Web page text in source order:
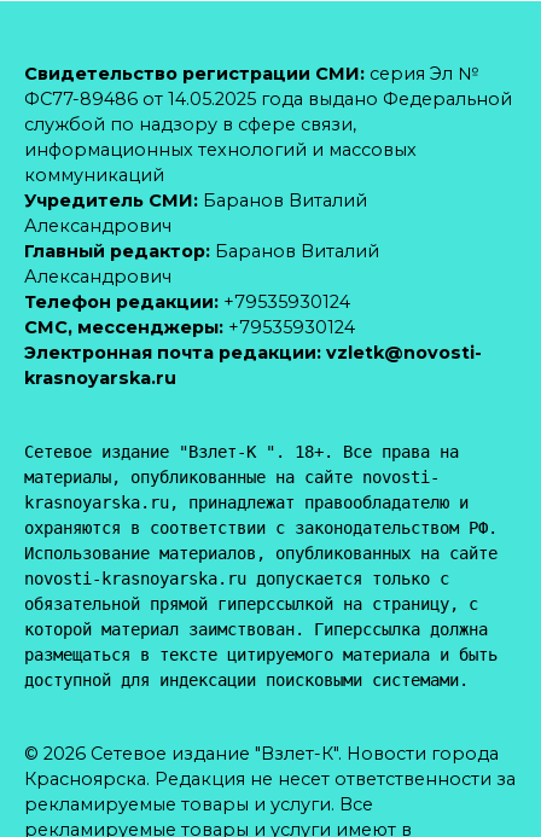
Свидетельство регистрации СМИ: серия Эл №
ФС77-89486 от 14.05.2025 года выдано Федеральной
службой по надзору в сфере связи,
информационных технологий и массовых
коммуникаций
Учредитель СМИ: Баранов Виталий
Александрович
Главный редактор: Баранов Виталий
Александрович
Телефон редакции: +79535930124
CМС, мессенджеры: +79535930124
Электронная почта редакции: vzletk@novosti-
krasnoyarska.ru
Сетевое издание "Взлет-К ". 18+. Все права на
материалы, опубликованные на сайте novosti-
krasnoyarska.ru, принадлежат правообладателю и
охраняются в соответствии с законодательством РФ.
Использование материалов, опубликованных на сайте
novosti-krasnoyarska.ru допускается только с
обязательной прямой гиперссылкой на страницу, с
которой материал заимствован. Гиперссылка должна
размещаться в тексте цитируемого материала и быть
доступной для индексации поисковыми системами.
© 2026 Сетевое издание "Взлет-К". Новости города
Красноярска. Редакция не несет ответственности за
рекламируемые товары и услуги. Все
рекламируемые товары и услуги имеют в